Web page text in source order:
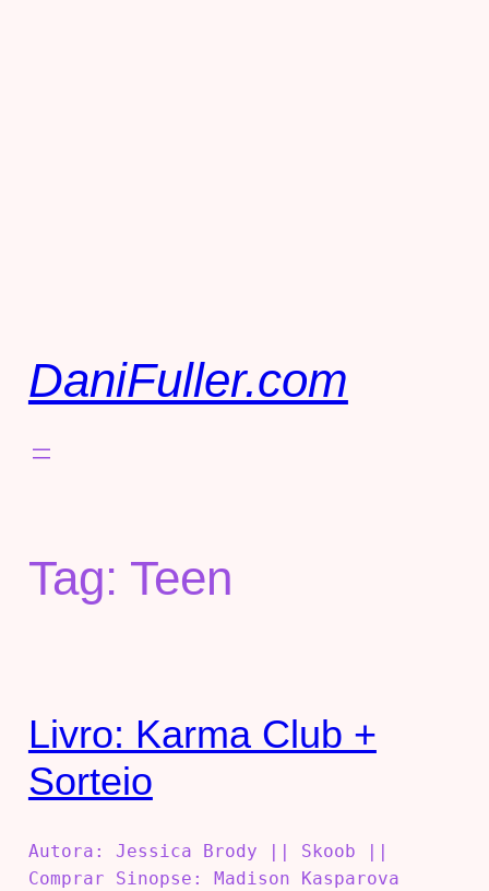
DaniFuller.com
Tag: Teen
Livro: Karma Club +
Sorteio
Autora: Jessica Brody || Skoob ||
Comprar Sinopse: Madison Kasparova